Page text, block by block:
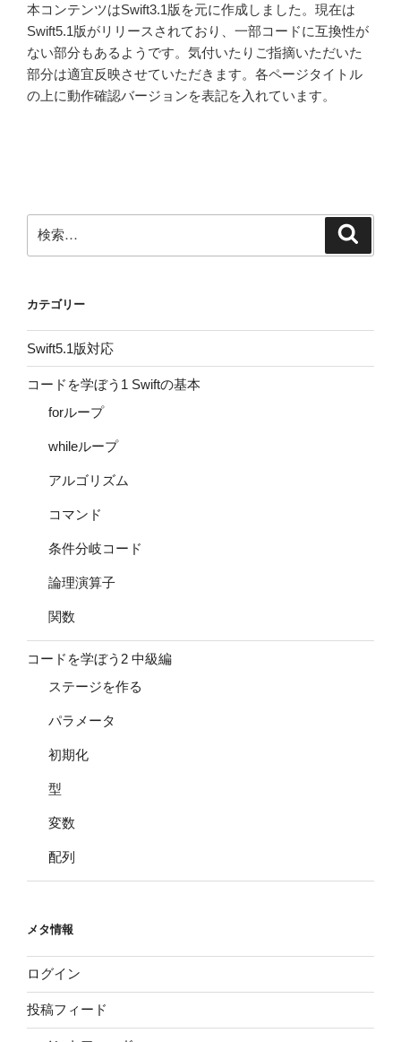
本コンテンツはSwift3.1版を元に作成しました。現在は
Swift5.1版がリリースされており、一部コードに互換性が
ない部分もあるようです。気付いたりご指摘いただいた
部分は適宜反映させていただきます。各ページタイトル
の上に動作確認バージョンを表記を入れています。
索:
カテゴリー
Swift5.1版対応
コードを学ぼう1 Swiftの基本
forループ
whileループ
アルゴリズム
コマンド
条件分岐コード
論理演算子
関数
コードを学ぼう2 中級編
ステージを作る
パラメータ
初期化
型
変数
配列
メタ情報
ログイン
投稿フィード